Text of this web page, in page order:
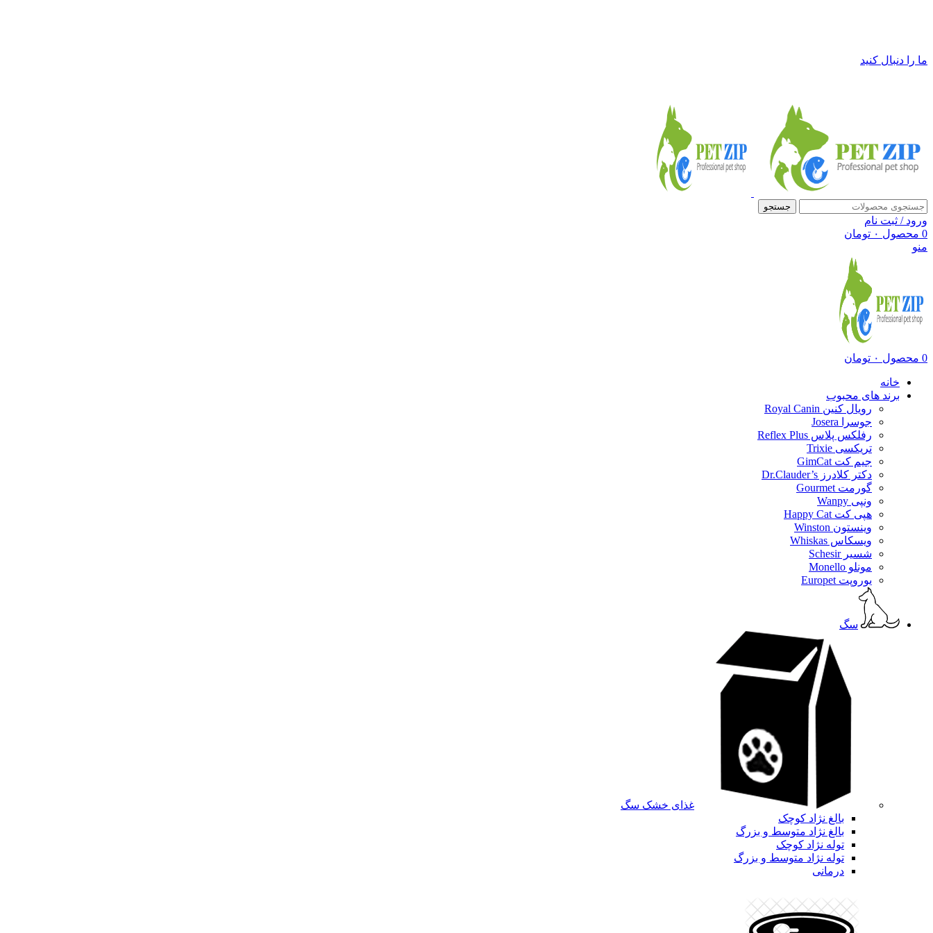
ما را دنبال کنید
جستجو
ورود / ثبت نام
0 محصول ۰ تومان
منو
0 محصول ۰ تومان
خانه
برند های محبوب
رویال کنین Royal Canin
جوسرا Josera
رفلکس پلاس Reflex Plus
تریکسی Trixie
جیم کت GimCat
دکتر کلادرز Dr.Clauder’s
گورمت Gourmet
ونپی Wanpy
هپی کت Happy Cat
وینستون Winston
ویسکاس Whiskas
شسیر Schesir
مونلو Monello
یوروپت Europet
سگ
غذای خشک سگ
بالغ نژاد کوچک
بالغ نژاد متوسط و بزرگ
توله نژاد کوچک
توله نژاد متوسط و بزرگ
درمانی